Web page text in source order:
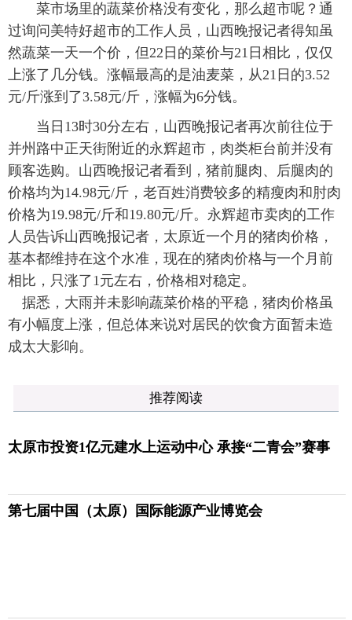
菜市场里的蔬菜价格没有变化，那么超市呢？通
过询问美特好超市的工作人员，山西晚报记者得知虽
然蔬菜一天一个价，但22日的菜价与21日相比，仅仅
上涨了几分钱。涨幅最高的是油麦菜，从21日的3.52
元/斤涨到了3.58元/斤，涨幅为6分钱。
当日13时30分左右，山西晚报记者再次前往位于
并州路中正天街附近的永辉超市，肉类柜台前并没有
顾客选购。山西晚报记者看到，猪前腿肉、后腿肉的
价格均为14.98元/斤，老百姓消费较多的精瘦肉和肘肉
价格为19.98元/斤和19.80元/斤。永辉超市卖肉的工作
人员告诉山西晚报记者，太原近一个月的猪肉价格，
基本都维持在这个水准，现在的猪肉价格与一个月前
相比，只涨了1元左右，价格相对稳定。
据悉，大雨并未影响蔬菜价格的平稳，猪肉价格虽
有小幅度上涨，但总体来说对居民的饮食方面暂未造
成太大影响。
推荐阅读
太原市投资1亿元建水上运动中心 承接“二青会”赛事
第七届中国（太原）国际能源产业博览会